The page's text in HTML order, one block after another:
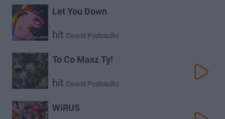
Let You Down
hit Dawid Podsiadło
To Co Masz Ty!
hit Dawid Podsiadło
WiRUS